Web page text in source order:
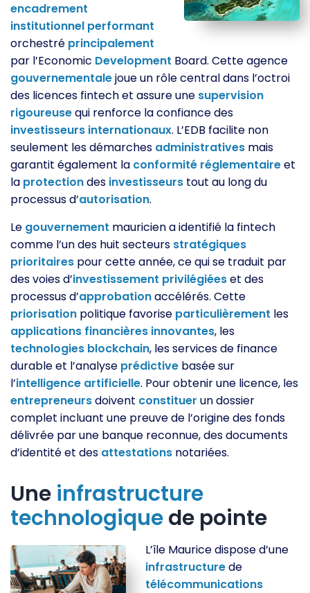
encadrement
institutionnel performant
orchestré principalement
par l’Economic Development Board. Cette agence
gouvernementalejoue un rôle central dans l’octroi
des licences fintech et assure une supervision
rigoureusequi renforce la confiance des
investisseurs internationaux. L’EDB facilite non
seulement les démarches administratives mais
garantit également la conformité réglementaireet
la protectiondes investisseurs tout au long du
processus d’autorisation.
Le gouvernement mauricien a identifié la fintech
comme l’un des huit secteurs stratégiques
prioritaires pour cette année, ce qui se traduit par
des voies d’investissement privilégiéeset des
processus d’approbationaccélérés. Cette
priorisation politique favorise particulièrement les
applications financières innovantes, les
technologies blockchain, les services de finance
durable et l’analyse prédictive basée sur
l’intelligence artificielle. Pour obtenir une licence, les
entrepreneursdoivent constituer un dossier
complet incluant une preuve de l’origine des fonds
délivrée par une banque reconnue, des documents
d’identité et des attestations notariées.
Une infrastructure
technologiquede pointe
L’île Maurice dispose d’une
infrastructurede
télécommunications